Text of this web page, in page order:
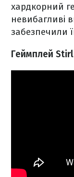
хардкорний
невибагливі
забезпечили
Геймплей